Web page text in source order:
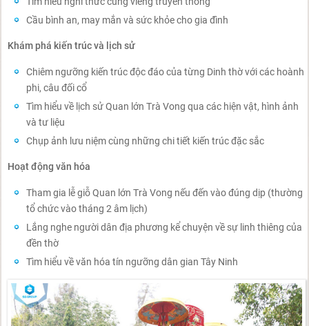
Cầu bình an, may mắn và sức khỏe cho gia đình
Khám phá kiến trúc và lịch sử
Chiêm ngưỡng kiến trúc độc đáo của từng Dinh thờ với các hoành
phi, câu đối cổ
Tìm hiểu về lịch sử Quan lớn Trà Vong qua các hiện vật, hình ảnh
và tư liệu
Chụp ảnh lưu niệm cùng những chi tiết kiến trúc đặc sắc
Hoạt động văn hóa
Tham gia lễ giỗ Quan lớn Trà Vong nếu đến vào đúng dịp (thường
tổ chức vào tháng 2 âm lịch)
Lắng nghe người dân địa phương kể chuyện về sự linh thiêng của
đền thờ
Tìm hiểu về văn hóa tín ngưỡng dân gian Tây Ninh